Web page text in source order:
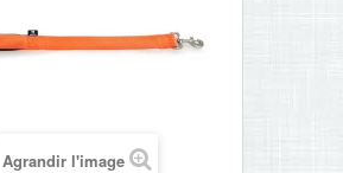
Agrandir l'image